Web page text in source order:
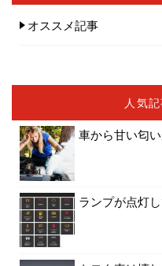
オススメ記事
人気
車から甘い匂
ランプが点灯